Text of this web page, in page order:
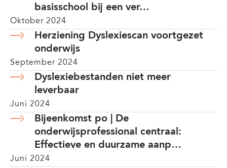
basisschool bij een ver…
Oktober 2024
Herziening Dyslexiescan voortgezet
onderwijs
September 2024
Dyslexiebestanden niet meer
leverbaar
Juni 2024
Bijeenkomst po | De
onderwijsprofessional centraal:
Effectieve en duurzame aanp…
Juni 2024